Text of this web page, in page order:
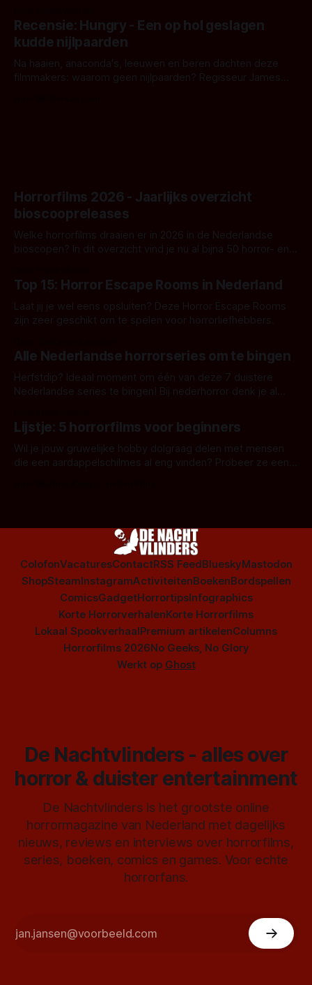
achtergrond, belooft iets kleurrijks maar onheilspellends,
iets ongrijpbaars. En dat maakt De Groen met ieder woord
waar.
Recensie: Hungry - Een op hol geslagen
kudde nijlpaarden
Na haaien, anaconda's, leeuwen en beren dachten deze
filmmakers: waarom geen nijlpaarden? Regisseur James
Horrorfilms 2026 - Jaarlijks overzicht
bioscoopreleases
Welke horrorfilms draaien er in 2026 in de Nederlandse
bioscopen? In dit overzicht vind je nu al bijna 50 horror- en
Top 15: Horror Escape Rooms in Nederland
Laat jij je wel eens opsluiten? Deze Horror Escape Rooms
zijn zeer geschikt om te spelen voor horrorliefhebbers.
Alle Nederlandse horrorseries om te bingen
Herfstdip? Ideaal moment om één van deze 7 duistere
Nederlandse series te bingen! Bij nederhorror denk je al
Amsterdamned of The Johnsons. Maar Nederlandse horror
is niet beperkt tot films. Hier een aantal Nederlandse tv-
series uit het duistere of horrorgenre. Als
Lijstje: 5 horrorfilms voor beginners
Wil je jouw gruwelijke hobby dolgraag delen met mensen
die een aardappelschilmes al eng vinden? Probeer ze eens
ColofonVacaturesContactRSS FeedBlueskyMastodon
ShopSteamInstagramActiviteitenBoekenBordspellen
ComicsGadgetHorrortipsInfographics
Korte HorrorverhalenKorte Horrorfilms
Lokaal SpookverhaalPremium artikelenColumns
Horrorfilms 2026No Geeks, No Glory
Werkt op Ghost
De Nachtvlinders - alles over
horror & duister entertainment
De Nachtvlinders is het grootste online
horrormagazine van Nederland met dagelijks
nieuws, reviews en interviews over horrorfilms,
series, boeken, comics en games. Voor echte
horrorfans.